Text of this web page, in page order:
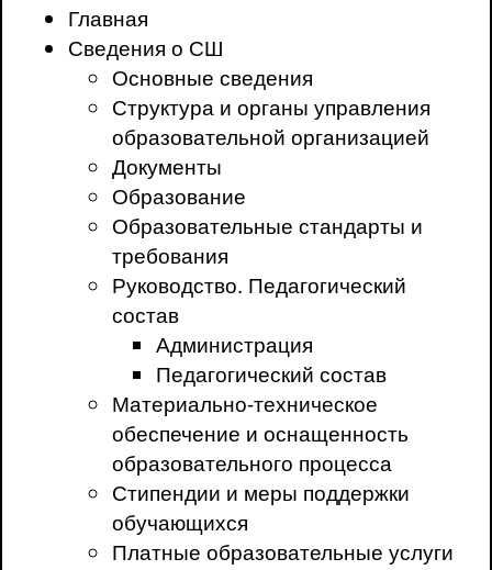
Главная
Сведения о СШ
Основные сведения
Структура и органы управления
образовательной организацией
Документы
Образование
Образовательные стандарты и
требования
Руководство. Педагогический
состав
Администрация
Педагогический состав
Материально-техническое
обеспечение и оснащенность
образовательного процесса
Стипендии и меры поддержки
обучающихся
Платные образовательные услуги